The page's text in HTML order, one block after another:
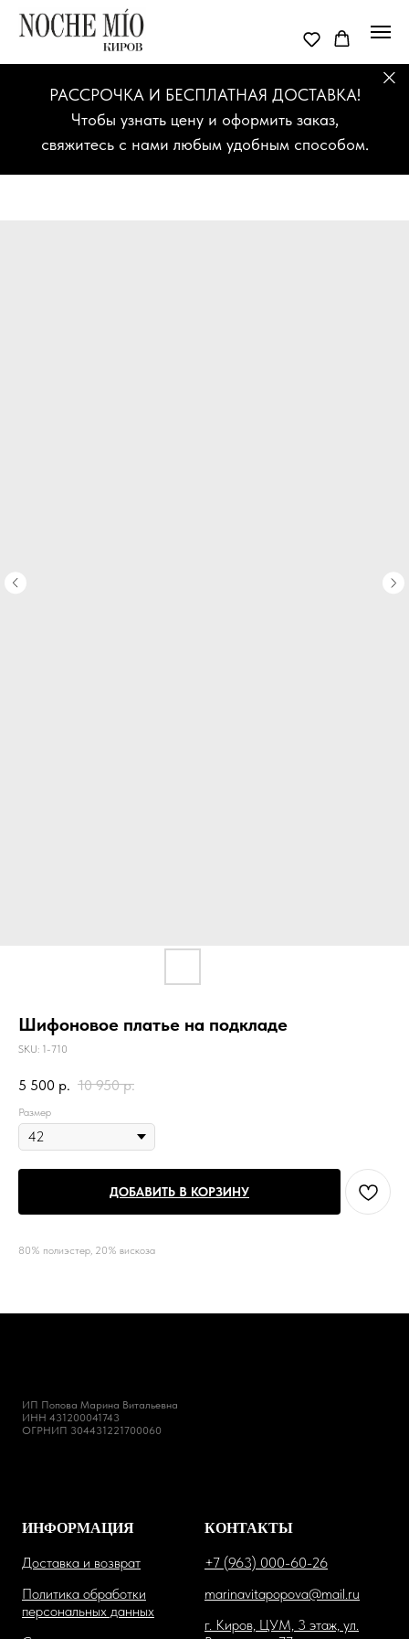
РАССРОЧКА И БЕСПЛАТНАЯ ДОСТАВКА!
Чтобы узнать цену и оформить заказ,
свяжитесь с нами любым удобным способом.
Шифоновое платье на подкладе
SKU: 1-710
5 500 р. 10 950 р.
Размер
ДОБАВИТЬ В КОРЗИНУ
80% полиэстер, 20% вискоза
ИП Попова Марина Витальевна
ИНН 431200041743
ОГРНИП 304431221700060
ИНФОРМАЦИЯ
Доставка и возврат
Политика обработки
персональных данных
КОНТАКТЫ
+7 (963) 000-60-26
marinavitapopova@mail.ru
г. Киров, ЦУМ, 3 этаж, ул.